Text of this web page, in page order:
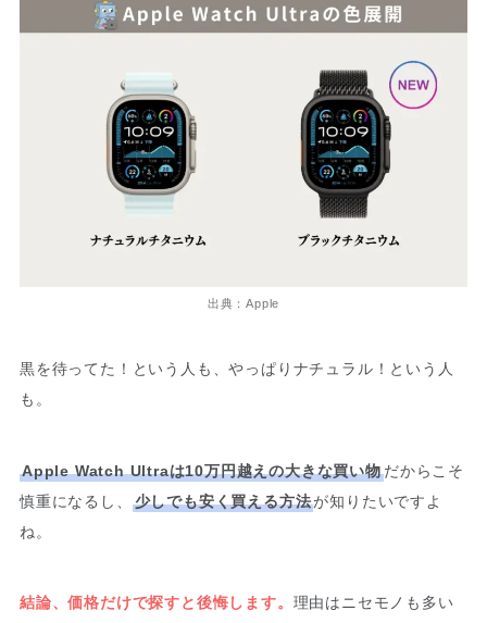
出典：Apple
黒を待ってた！という人も、やっぱりナチュラル！という人
も。
Apple Watch Ultraは10万円越えの大きな買い物だからこそ
慎重になるし、
少しでも安く買える方法が知りたいですよ
ね。
結論、価格だけで探すと後悔します。 理由はニセモノも多い